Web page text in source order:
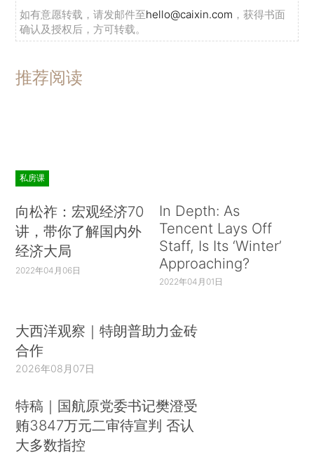
如有意愿转载，请发邮件至hello@caixin.com ，获得书面
确认及授权后，方可转载。
推荐阅读
私房课
向松祚：宏观经济70
讲，带你了解国内外
经济大局
2022年04月06日
In Depth: As
Tencent Lays Off
Staff, Is Its ‘Winter’
Approaching?
2022年04月01日
大西洋观察｜特朗普助力金砖
合作
2026年08月07日
特稿｜国航原党委书记樊澄受
贿3847万元二审待宣判 否认
大多数指控